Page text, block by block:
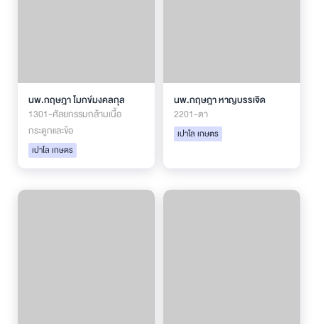
นพ.กฤษฎา โมกข์มงคลกุล
1301-ศัลยกรรมกล้ามเนื้อ
กระดูกและข้อ
เปาโล เกษตร
นพ.กฤษฎา หาญบรรเจิด
2201-ตา
เปาโล เกษตร